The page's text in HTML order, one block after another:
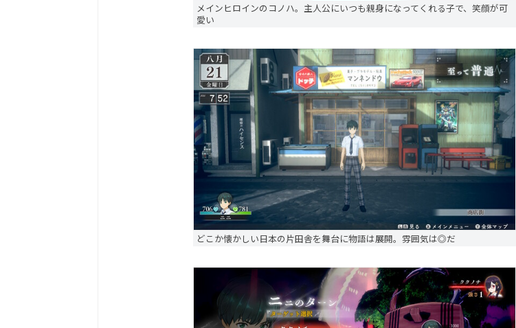
メインヒロインのコノハ。主人公にいつも親身になってくれる子で、笑顔が可
愛い
どこか懐かしい日本の片田舎を舞台に物語は展開。雰囲気は◎だ